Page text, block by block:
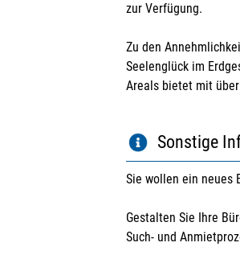
zur Verfügung.
Zu den
Seelenglück im
Areals bietet mit
Sonstige
Sie wollen ein neues
Gestalten Sie Ihre
Such- und